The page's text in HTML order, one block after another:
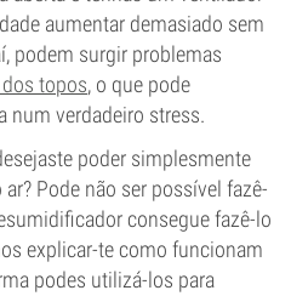
aumentar demasiado sem
podem surgir problemas
topos, o que pode
num verdadeiro stress.
poder simplesmente
Pode não ser possível fazê-
consegue fazê-lo
explicar-te como funcionam
podes utilizá-los para